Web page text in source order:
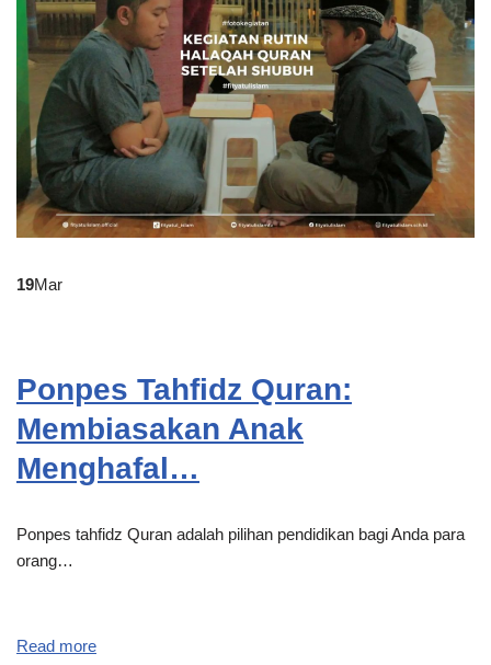
19Mar
Ponpes Tahfidz Quran:
Membiasakan Anak
Menghafal…
Ponpes tahfidz Quran adalah pilihan pendidikan bagi Anda para
orang…
Read more